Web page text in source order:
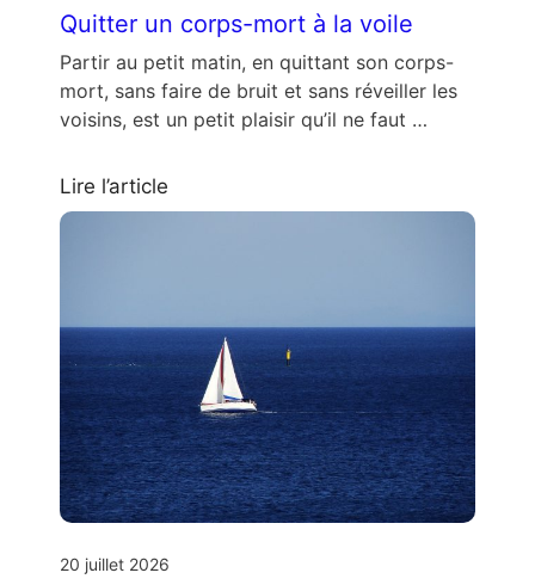
Quitter un corps-mort à la voile
Partir au petit matin, en quittant son corps-
mort, sans faire de bruit et sans réveiller les
voisins, est un petit plaisir qu’il ne faut …
Lire l’article
20 juillet 2026